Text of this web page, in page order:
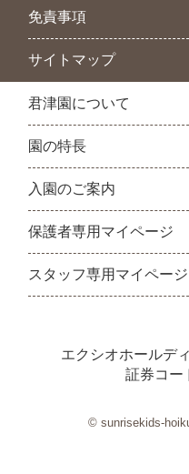
免責事項
サイトマップ
君津園について
園の特長
入園のご案内
保護者専用マイページ
スタッフ専用マイページ
エクシオホールデ
証券コー
© sunrisekids-